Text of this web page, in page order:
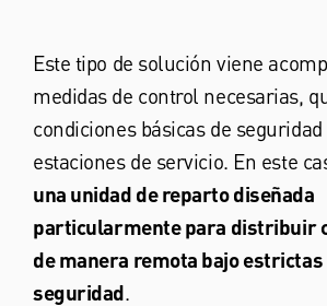
Este tipo de solución viene
medidas de control necesarias,
condiciones básicas de
estaciones de servicio. En este
una unidad de reparto diseñada
particularmente para distribuir
de manera remota bajo
seguridad.